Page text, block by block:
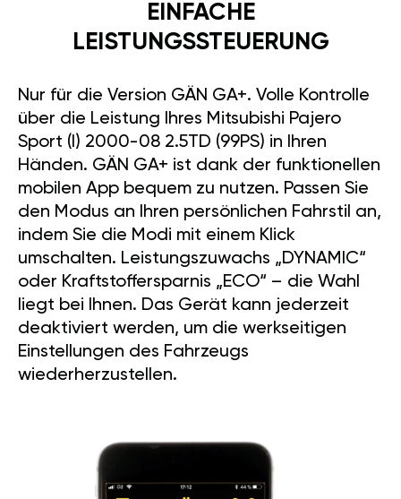
EINFACHE
LEISTUNGSSTEUERUNG
Nur für die Version GÄN GA+. Volle Kontrolle
über die Leistung Ihres Mitsubishi Pajero
Sport (I) 2000-08 2.5TD (99PS) in Ihren
Händen. GÄN GA+ ist dank der funktionellen
mobilen App bequem zu nutzen. Passen Sie
den Modus an Ihren persönlichen Fahrstil an,
indem Sie die Modi mit einem Klick
umschalten. Leistungszuwachs „DYNAMIC“
oder Kraftstoffersparnis „ECO“ – die Wahl
liegt bei Ihnen. Das Gerät kann jederzeit
deaktiviert werden, um die werkseitigen
Einstellungen des Fahrzeugs
wiederherzustellen.